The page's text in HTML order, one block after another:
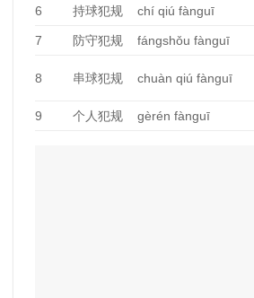
6 持球犯规 chí qiú fànguī
7 防守犯规 fángshǒu fànguī
8 串球犯规 chuàn qiú fànguī
9 个人犯规 gèrén fànguī